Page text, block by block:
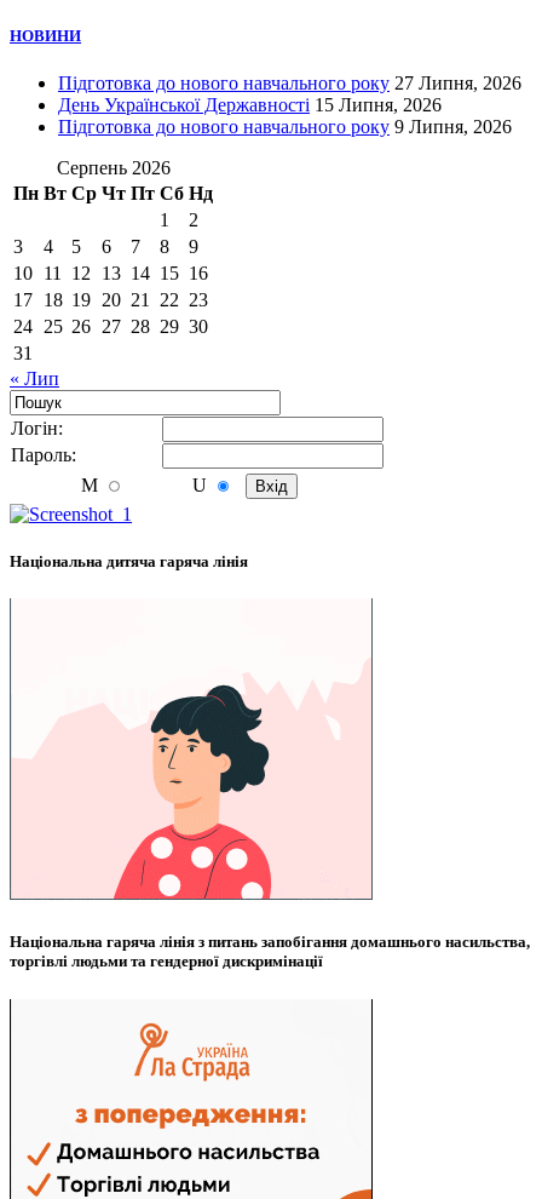
НОВИНИ
Підготовка до нового навчального року 27 Липня, 2026
День Української Державності 15 Липня, 2026
Підготовка до нового навчального року 9 Липня, 2026
Серпень 2026
Пн Вт Ср Чт Пт Сб Нд
1
2
3
4 5 6 7 8
9
10 11 12 13 14 15 16
17 18 19 20 21 22 23
24 25 26 27 28 29 30
31
« Лип
Логiн:
Пароль:
M
U
Національна дитяча гаряча лінія
Національна гаряча лінія з питань запобігання домашнього насильства,
торгівлі людьми та гендерної дискримінації